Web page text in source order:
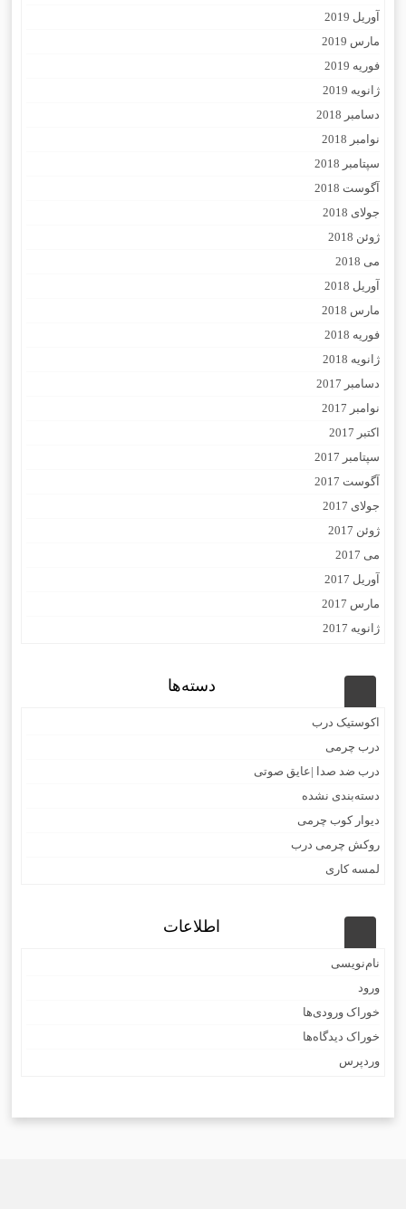
آوریل 2019
مارس 2019
فوریه 2019
ژانویه 2019
دسامبر 2018
نوامبر 2018
سپتامبر 2018
آگوست 2018
جولای 2018
ژوئن 2018
می 2018
آوریل 2018
مارس 2018
فوریه 2018
ژانویه 2018
دسامبر 2017
نوامبر 2017
اکتبر 2017
سپتامبر 2017
آگوست 2017
جولای 2017
ژوئن 2017
می 2017
آوریل 2017
مارس 2017
ژانویه 2017
دسته‌ها
اکوستیک درب
درب چرمی
درب ضد صدا |عایق صوتی
دسته‌بندی نشده
دیوار کوب چرمی
روکش چرمی درب
لمسه کاری
اطلاعات
نام‌نویسی
ورود
خوراک ورودی‌ها
خوراک دیدگاه‌ها
وردپرس